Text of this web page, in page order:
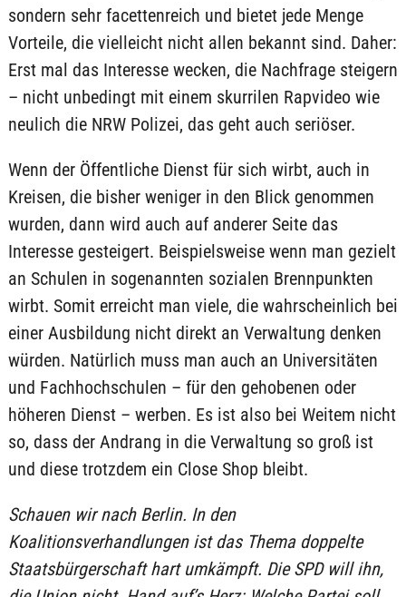
sondern sehr facettenreich und bietet jede Menge
Vorteile, die vielleicht nicht allen bekannt sind. Daher:
Erst mal das Interesse wecken, die Nachfrage steigern
– nicht unbedingt mit einem skurrilen Rapvideo wie
neulich die NRW Polizei, das geht auch seriöser.
Wenn der Öffentliche Dienst für sich wirbt, auch in
Kreisen, die bisher weniger in den Blick genommen
wurden, dann wird auch auf anderer Seite das
Interesse gesteigert. Beispielsweise wenn man gezielt
an Schulen in sogenannten sozialen Brennpunkten
wirbt. Somit erreicht man viele, die wahrscheinlich bei
einer Ausbildung nicht direkt an Verwaltung denken
würden. Natürlich muss man auch an Universitäten
und Fachhochschulen – für den gehobenen oder
höheren Dienst – werben. Es ist also bei Weitem nicht
so, dass der Andrang in die Verwaltung so groß ist
und diese trotzdem ein Close Shop bleibt.
Schauen wir nach Berlin. In den
Koalitionsverhandlungen ist das Thema doppelte
Staatsbürgerschaft hart umkämpft. Die SPD will ihn,